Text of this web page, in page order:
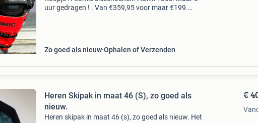
uur gedragen ! . Van €359,95 voor maar €199.
Zo goed als nieuw Ophalen of Verzenden
Heren Skipak in maat 46 (S), zo goed als
nieuw.
Heren skipak in maat 46 (s), zo goed als nieuw. Het
€